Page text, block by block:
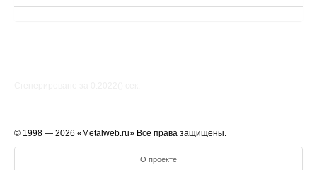
© 1998 — 2026 «Metalweb.ru» Все права защищены.
О проекте